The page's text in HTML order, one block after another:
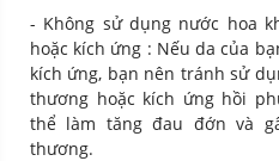
- Không sử dụng nước hoa
hoặc kích ứng : Nếu da của
kích ứng, bạn nên tránh sử
thương hoặc kích ứng hồi
thể làm tăng đau đớn và
thương.